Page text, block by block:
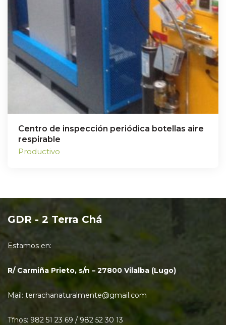
Centro de inspección periódica botellas aire
respirable
Productivo
GDR - 2 Terra Chá
Estamos en:
R/ Carmiña Prieto, s/n – 27800 Vilalba (Lugo)
Mail: terrachanaturalmente@gmail.com
Tfnos: 982 51 23 69 / 982 52 30 13